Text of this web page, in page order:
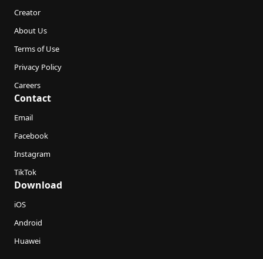
Creator
About Us
Terms of Use
Privacy Policy
Careers
Contact
Email
Facebook
Instagram
TikTok
Download
iOS
Android
Huawei